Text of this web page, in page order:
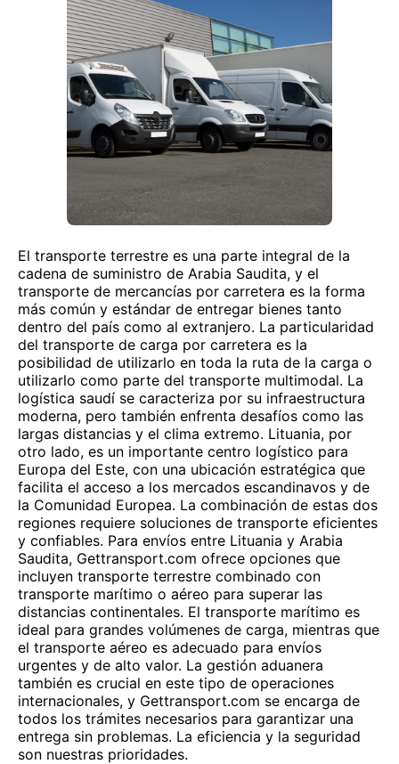
El transporte terrestre es una parte integral de la
cadena de suministro de Arabia Saudita, y el
transporte de mercancías por carretera es la forma
más común y estándar de entregar bienes tanto
dentro del país como al extranjero. La particularidad
del transporte de carga por carretera es la
posibilidad de utilizarlo en toda la ruta de la carga o
utilizarlo como parte del transporte multimodal. La
logística saudí se caracteriza por su infraestructura
moderna, pero también enfrenta desafíos como las
largas distancias y el clima extremo. Lituania, por
otro lado, es un importante centro logístico para
Europa del Este, con una ubicación estratégica que
facilita el acceso a los mercados escandinavos y de
la Comunidad Europea. La combinación de estas dos
regiones requiere soluciones de transporte eficientes
y confiables. Para envíos entre Lituania y Arabia
Saudita, Gettransport.com ofrece opciones que
incluyen transporte terrestre combinado con
transporte marítimo o aéreo para superar las
distancias continentales. El transporte marítimo es
ideal para grandes volúmenes de carga, mientras que
el transporte aéreo es adecuado para envíos
urgentes y de alto valor. La gestión aduanera
también es crucial en este tipo de operaciones
internacionales, y Gettransport.com se encarga de
todos los trámites necesarios para garantizar una
entrega sin problemas. La eficiencia y la seguridad
son nuestras prioridades.